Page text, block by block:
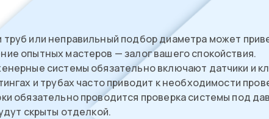
или неправильный подбор диаметра может
опытных мастеров — залог вашего спокойствия.
системы обязательно включают датчики и
и трубах часто приводит к необходимости
обязательно проводится проверка системы под
скрыты отделкой.